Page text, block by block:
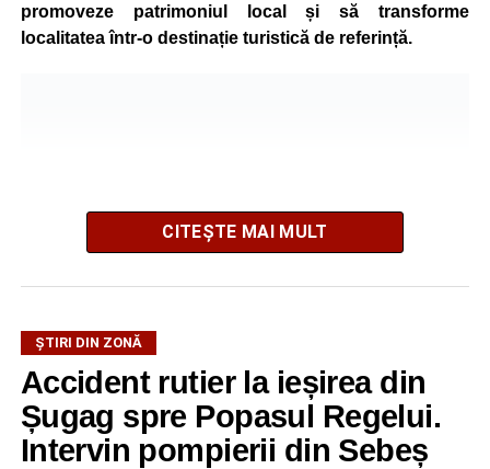
promoveze patrimoniul local și să transforme
localitatea într-o destinație turistică de referință.
Festivalul este organizat de
Liberi, în parteneriat cuPrimăria Comunei Gârbova
Ordinul Cetății Mühlbach, iar accesul publicului va fi
gratuit pe întreaga durată a manifestării.
CITEȘTE MAI MULT
ȘTIRI DIN ZONĂ
Accident rutier la ieșirea din
Șugag spre Popasul Regelui.
Intervin pompierii din Sebeș